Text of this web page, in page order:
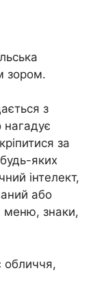
зором.
з
за
яких
інтелект,
або
меню, знаки,
обличчя,